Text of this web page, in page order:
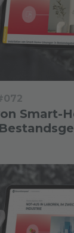
Smart-